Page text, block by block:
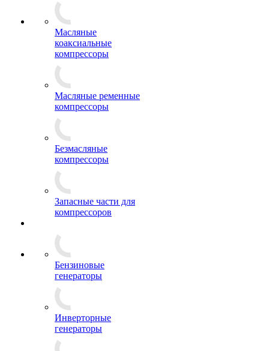
Масляные
коаксиальные
компрессоры
Масляные ременные
компрессоры
Безмасляные
компрессоры
Запасные части для
компрессоров
Бензиновые
генераторы
Инверторные
генераторы